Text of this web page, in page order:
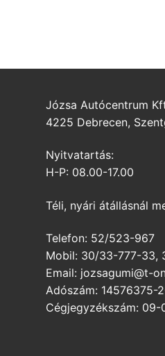
Józsa Autócentrum
4225 Debrecen,
Nyitvatartás:
H-P: 08.00-17.00
Téli, nyári átállásnál
Telefon: 52/523-967
Mobil: 30/33-777-33,
Email: jozsagumi@t-
Adószám: 14576375-
Cégjegyzékszám: 09-